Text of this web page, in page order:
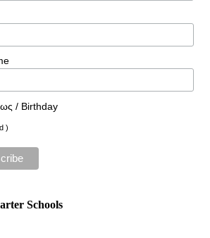
/ Birthday
)
Schools